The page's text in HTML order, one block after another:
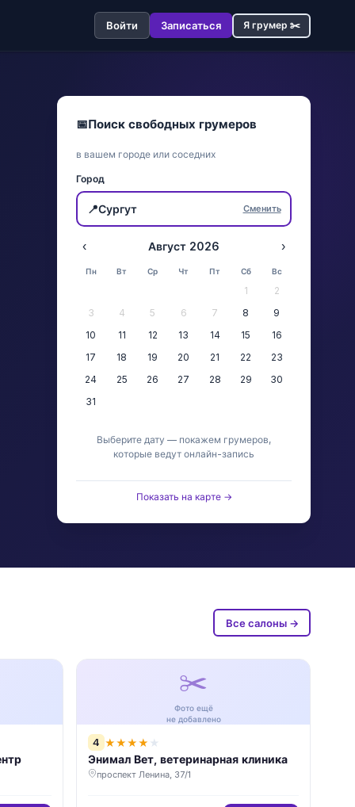
Войти Записаться Я грумер ✂️
📅Поиск свободных грумеров
в вашем городе или соседних
Город
📍Сургут Сменить
‹ Август 2026 ›
Пн Вт Ср Чт Пт Сб Вс
1
2
3
4 5 6 7 8
9
10
11 12 13 14 15
16
17
18 19 20 21 22
23
24
25 26 27 28 29
30
31
Выберите дату — покажем грумеров,
которые ведут онлайн-запись
Показать на карте →
Все салоны →
✂️
Фото ещё
не добавлено
4 ★★★★ ★
Энимал Вет, ветеринарная клиника
проспект Ленина, 37/1